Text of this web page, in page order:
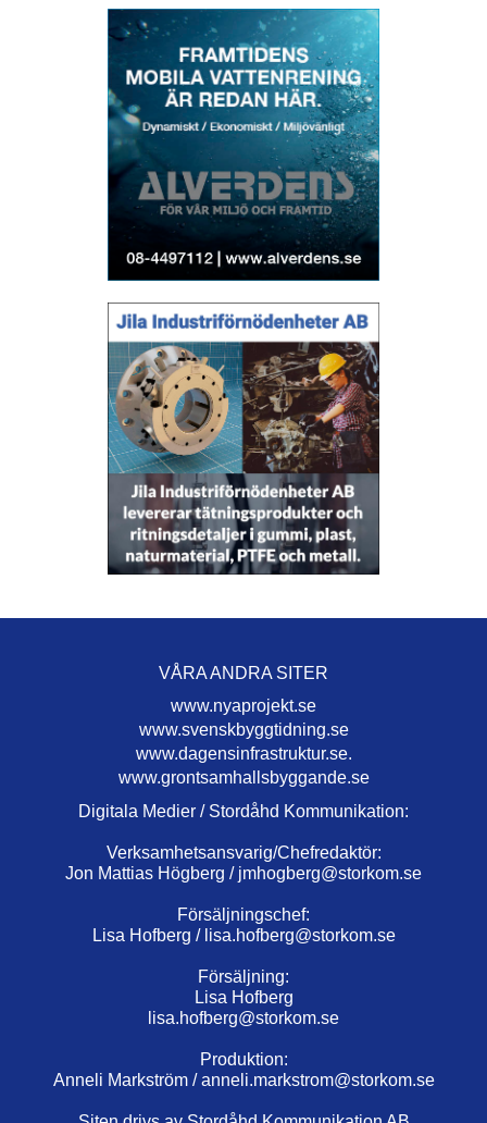
VÅRA ANDRA SITER
www.nyaprojekt.se
www.svenskbyggtidning.se
www.dagensinfrastruktur.se.
www.grontsamhallsbyggande.se
Digitala Medier / Stordåhd Kommunikation:
Verksamhetsansvarig/Chefredaktör:
Jon Mattias Högberg / jmhogberg@storkom.se
Försäljningschef:
Lisa Hofberg / lisa.hofberg@storkom.se
Försäljning:
Lisa Hofberg
lisa.hofberg@storkom.se
Produktion:
Anneli Markström / anneli.markstrom@storkom.se